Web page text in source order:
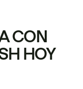
CON
HOY